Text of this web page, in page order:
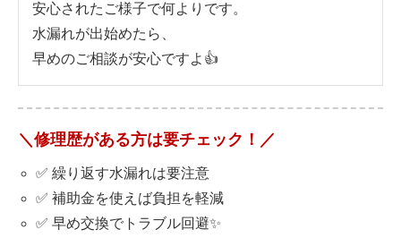
安心されたご様子で何よりです。
水漏れが出始めたら、
早めのご相談が安心ですよ👍
＼修理歴がある方は要チェック！／
✅ 繰り返す水漏れは要注意
✅ 補助金を使えば負担を軽減
✅ 早め交換でトラブル回避✨